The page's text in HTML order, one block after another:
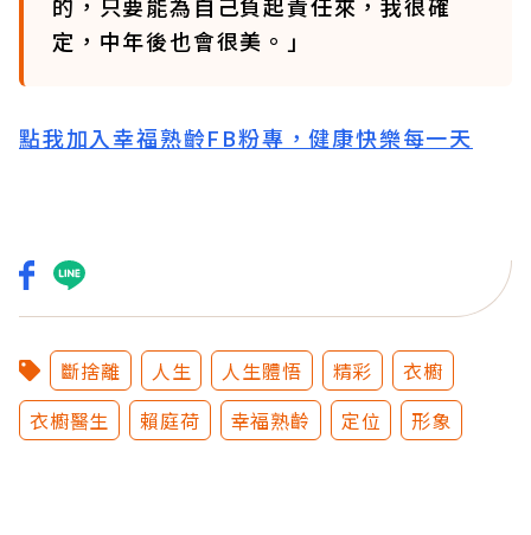
定，中年後也會很美。」
點我加入幸福熟齡FB粉專，健康快樂每一天
斷捨離 人生 人生體悟 精彩
衣櫥
衣櫥醫生
賴庭荷 幸福熟齡 定位 形象